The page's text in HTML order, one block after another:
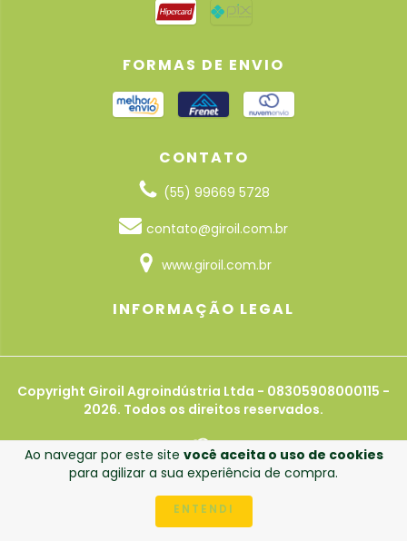
Ao navegar por este site você aceita o uso de cookies
para agilizar a sua experiência de compra.
ENTENDI
FORMAS DE ENVIO
CONTATO
(55) 99669 5728
contato@giroil.com.br
www.giroil.com.br
INFORMAÇÃO LEGAL
Copyright Giroil Agroindústria Ltda - 08305908000115 -
2026. Todos os direitos reservados.